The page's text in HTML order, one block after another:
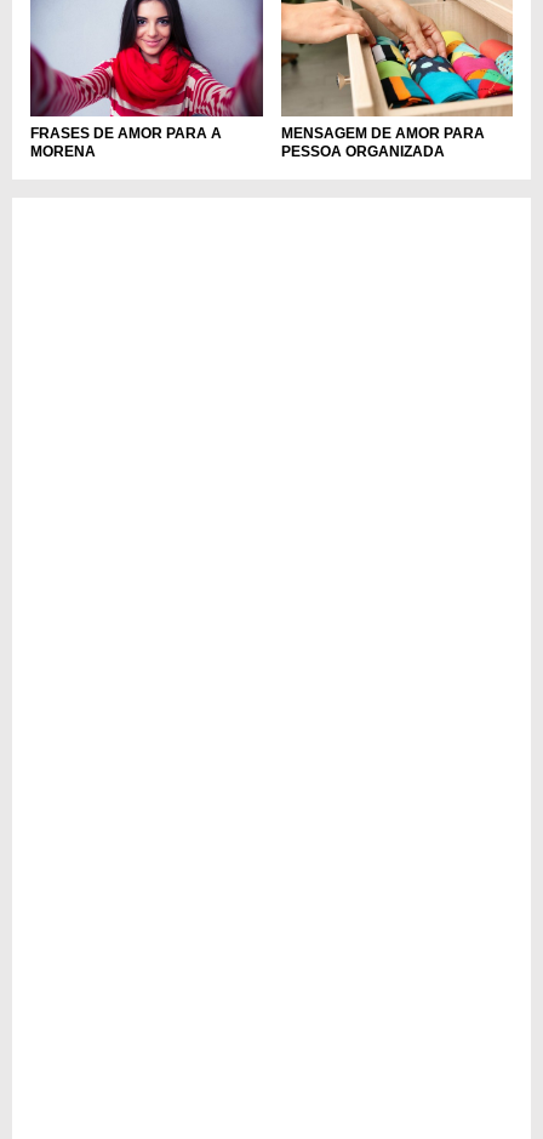
FRASES DE AMOR PARA A
MORENA
MENSAGEM DE AMOR PARA
PESSOA ORGANIZADA